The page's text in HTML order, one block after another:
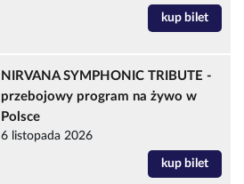
kup bilet
NIRVANA SYMPHONIC TRIBUTE -
przebojowy program na żywo w
Polsce
6 listopada 2026
kup bilet